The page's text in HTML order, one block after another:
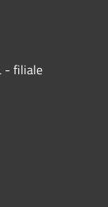
- filiale